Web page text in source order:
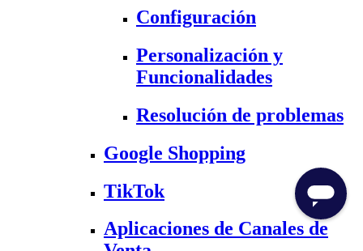
Configuración
Personalización y
Funcionalidades
Resolución de problemas
Google Shopping
TikTok
Aplicaciones de Canales de